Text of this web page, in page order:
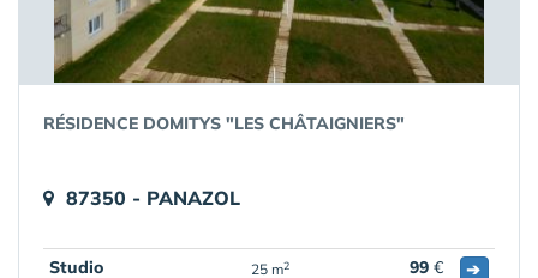
RÉSIDENCE DOMITYS "LES CHÂTAIGNIERS"
87350 - PANAZOL
Studio 25 m2 99 €
➔